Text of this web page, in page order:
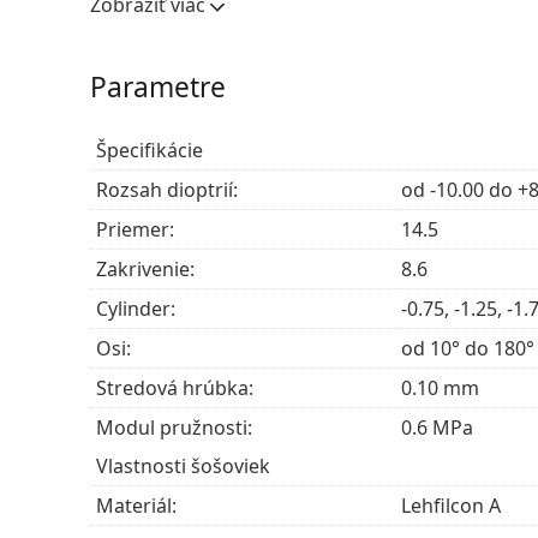
Jeden z najzdravších materiálov, ktorý sa na
UV filter v kontaktných šošovkách zdokonaľuje
ochranou pred škodlivým UV žiarením
okuliarov.
Najčastejšie sa predáva s roztokomSolunate
Ide o zdravotnícku pomôcku. Pred použitím si
Parametre
Špecifikácie
Rozsah dioptrií:
od -10.00 do
Priemer:
14.5
Zakrivenie:
8.6
Cylinder:
-0.75, -1.25, -
Osi:
od 10° do 180°
Stredová hrúbka:
0.10 mm
Modul pružnosti:
0.6 MPa
Vlastnosti šošoviek
Materiál:
Lehfilcon A